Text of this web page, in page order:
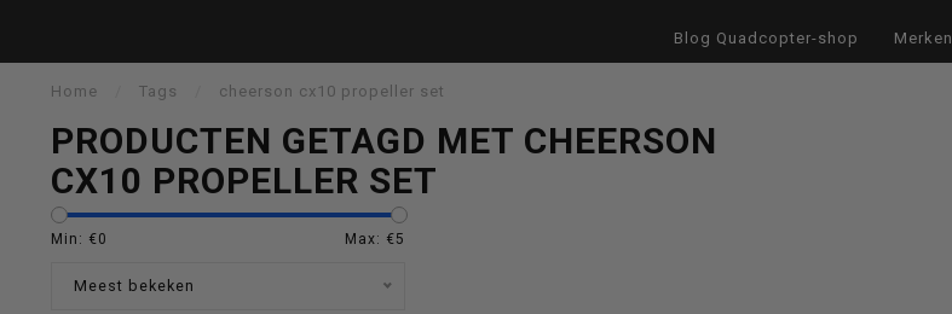
pijltjes
Blog Quadcopter-shop Merken
Home Tags cheerson cx10 propeller set
PRODUCTEN GETAGD MET CHEERSON
CX10 PROPELLER SET
Min: €0 Max: €5
Meest bekeken